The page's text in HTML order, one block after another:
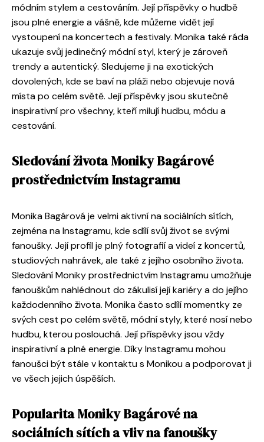
módním stylem a cestováním. Její příspěvky o hudbě
jsou plné energie a vášně, kde můžeme vidět její
vystoupení na koncertech a festivaly. Monika také ráda
ukazuje svůj jedinečný módní styl, který je zároveň
trendy a autentický. Sledujeme ji na exotických
dovolených, kde se baví na pláži nebo objevuje nová
místa po celém světě. Její příspěvky jsou skutečně
inspirativní pro všechny, kteří milují hudbu, módu a
cestování.
Sledování života Moniky Bagárové
prostřednictvím Instagramu
Monika Bagárová je velmi aktivní na sociálních sítích,
zejména na Instagramu, kde sdílí svůj život se svými
fanoušky. Její profil je plný fotografií a videí z koncertů,
studiových nahrávek, ale také z jejího osobního života.
Sledování Moniky prostřednictvím Instagramu umožňuje
fanouškům nahlédnout do zákulisí její kariéry a do jejího
každodenního života. Monika často sdílí momentky ze
svých cest po celém světě, módní styly, které nosí nebo
hudbu, kterou poslouchá. Její příspěvky jsou vždy
inspirativní a plné energie. Díky Instagramu mohou
fanoušci být stále v kontaktu s Monikou a podporovat ji
ve všech jejich úspěších.
Popularita Moniky Bagárové na
sociálních sítích a vliv na fanoušky